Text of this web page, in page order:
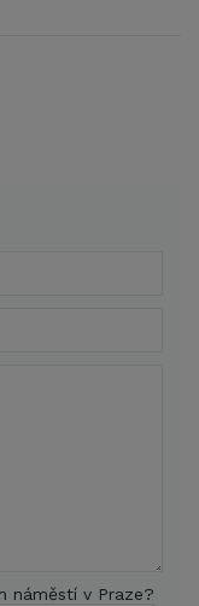
náměstí v Praze?